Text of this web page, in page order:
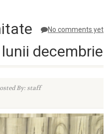
No comments yet
decembrie
By: staff